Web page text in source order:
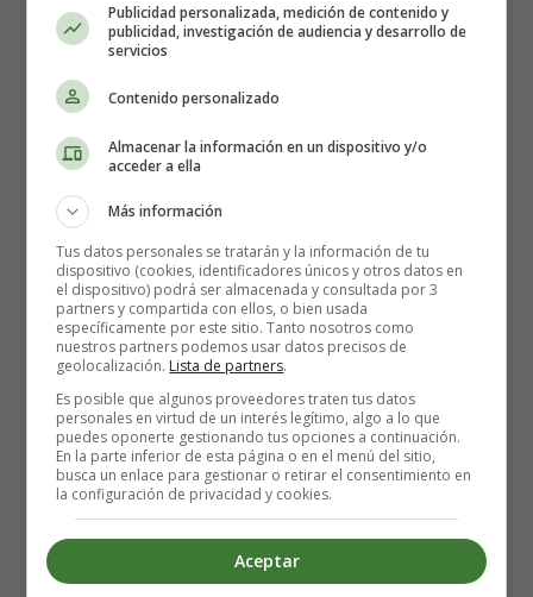
Detalles
Escrito por:Estefanía Morera
Categoría:Salud y Bienestar
Última actualización: 26 Marzo 2023
Publicidad personalizada, medición de contenido y
publicidad, investigación de audiencia y desarrollo de
servicios
Contenido personalizado
Almacenar la información en un dispositivo y/o
acceder a ella
Más información
Tus datos personales se tratarán y la información de tu
dispositivo (cookies, identificadores únicos y otros datos en
el dispositivo) podrá ser almacenada y consultada por 3
partners y compartida con ellos, o bien usada
específicamente por este sitio. Tanto nosotros como
nuestros partners podemos usar datos precisos de
geolocalización. Lista de partners.
Es posible que algunos proveedores traten tus datos
personales en virtud de un interés legítimo, algo a lo que
puedes oponerte gestionando tus opciones a continuación.
En la parte inferior de esta página o en el menú del sitio,
busca un enlace para gestionar o retirar el consentimiento en
la configuración de privacidad y cookies.
Aceptar